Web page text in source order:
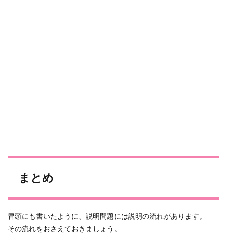
まとめ
冒頭にも書いたように、説明問題には説明の流れがあります。
その流れをおさえておきましょう。